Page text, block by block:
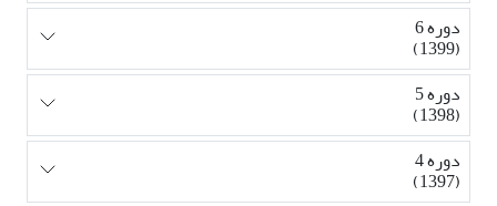
دوره 6
(1399)
دوره 5
(1398)
دوره 4
(1397)